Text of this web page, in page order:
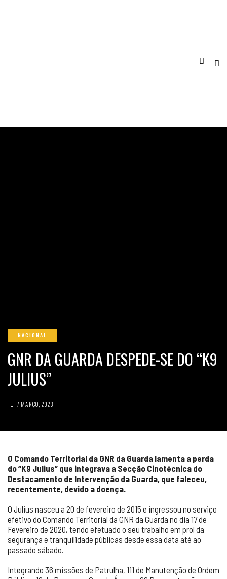
NACIONAL
GNR DA GUARDA DESPEDE-SE DO “K9
JULIUS”
7 MARÇO, 2023
O Comando Territorial da GNR da Guarda lamenta a perda
do “K9 Julius” que integrava a Secção Cinotécnica do
Destacamento de Intervenção da Guarda, que faleceu,
recentemente, devido a doença.
O Julius nasceu a 20 de fevereiro de 2015 e ingressou no serviço
efetivo do Comando Territorial da GNR da Guarda no dia 17 de
Fevereiro de 2020, tendo efetuado o seu trabalho em prol da
segurança e tranquilidade públicas desde essa data até ao
passado sábado.
Integrando 36 missões de Patrulha, 111 de Manutenção de Ordem